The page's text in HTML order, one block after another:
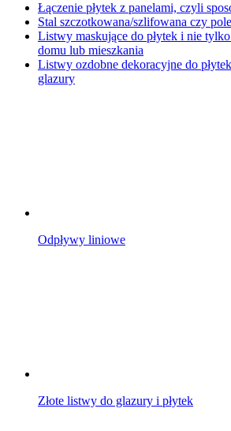
Łączenie płytek z panelami, czyli
Stal szczotkowana/szlifowana czy
Listwy maskujące do płytek i nie
domu lub mieszkania
Listwy ozdobne dekoracyjne do
glazury
Odpływy liniowe
Złote listwy do glazury i płytek